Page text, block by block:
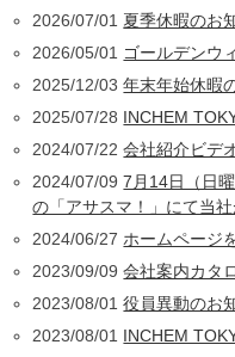
2026/07/01 夏季休暇のお
2026/05/01 ゴールデンウ
2025/12/03年末年始休暇
2025/07/28 INCHEM
2024/07/22会社紹介ビデ
2024/07/097月14日（日
の「アサスマ！」にて当社
2024/06/27 ホームページ
2023/09/09会社案内カタ
2023/08/01役員異動のお
2023/08/01 INCHEM